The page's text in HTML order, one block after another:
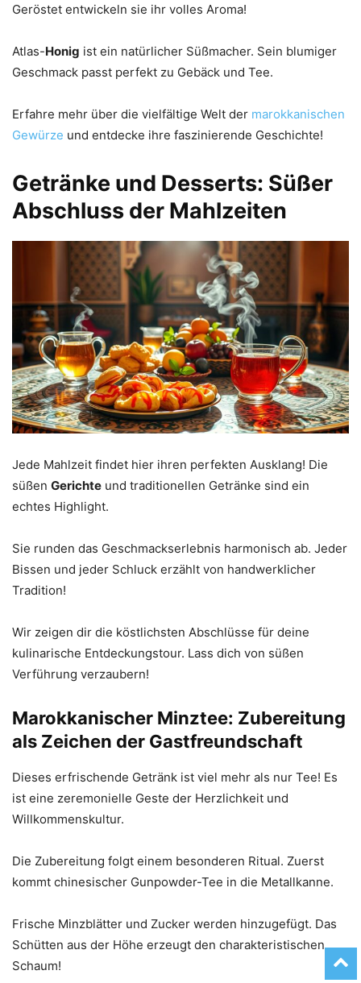
Geröstet entwickeln sie ihr volles Aroma!
Atlas-Honig ist ein natürlicher Süßmacher. Sein blumiger
Geschmack passt perfekt zu Gebäck und Tee.
Erfahre mehr über die vielfältige Welt der marokkanischen
Gewürze und entdecke ihre faszinierende Geschichte!
Getränke und Desserts: Süßer
Abschluss der Mahlzeiten
Jede Mahlzeit findet hier ihren perfekten Ausklang! Die
süßen Gerichte und traditionellen Getränke sind ein
echtes Highlight.
Sie runden das Geschmackserlebnis harmonisch ab. Jeder
Bissen und jeder Schluck erzählt von handwerklicher
Tradition!
Wir zeigen dir die köstlichsten Abschlüsse für deine
kulinarische Entdeckungstour. Lass dich von süßen
Verführung verzaubern!
Marokkanischer Minztee: Zubereitung
als Zeichen der Gastfreundschaft
Dieses erfrischende Getränk ist viel mehr als nur Tee! Es
ist eine zeremonielle Geste der Herzlichkeit und
Willkommenskultur.
Die Zubereitung folgt einem besonderen Ritual. Zuerst
kommt chinesischer Gunpowder-Tee in die Metallkanne.
Frische Minzblätter und Zucker werden hinzugefügt. Das
Schütten aus der Höhe erzeugt den charakteristischen
Schaum!